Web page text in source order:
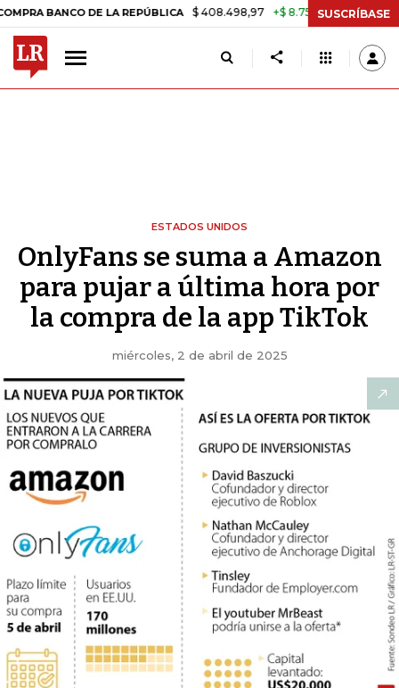
DE LA REPÚBLICA $ 408.498,97 +$ 8.753,81 +2,19% TASA DE
SUSCRÍBASE
ESTADOS UNIDOS
OnlyFans se suma a Amazon
para pujar a última hora por
la compra de la app TikTok
miércoles, 2 de abril de 2025